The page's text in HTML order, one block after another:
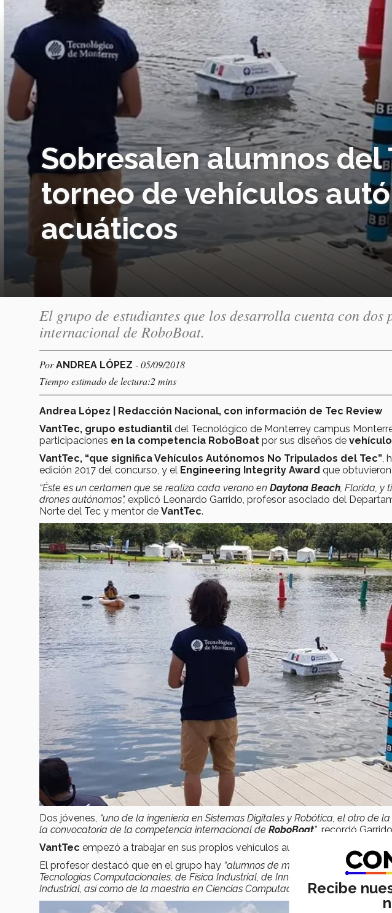
Sobresalen alumnos del
torneo de vehículos
acuáticos
El grupo de estudiantes que los desarrolla cuenta con dos
internacional de RoboBoat.
PorANDREA LÓPEZ - 05/09/2018
Tiempo estimado de lectura:2 mins
Andrea López | Redacción Nacional, con información de Tec Review
VantTec, grupo estudiantil del Tecnológico de Monterrey campus
participaciones en la competencia RoboBoat por sus diseños de
VantTec, “que significa Vehículos Autónomos No Tripulados del Tec” ,
edición 2017 del concurso, y el Engineering Integrity Award que
“Éste es un certamen que se realiza cada verano en Daytona Beach , Florida, y
drones autónomos”, explicó Leonardo Garrido, profesor asociado del
Norte del Tec y mentor de VantTec.
Dos jóvenes, “uno de la ingeniería en Sistemas Digitales y Robótica, el otro de
la convocatoria de la competencia internacional de RoboBoat”, recordó Garrido.
VantTec empezó a trabajar en sus propios vehículos autónomos en 2017.
El profesor destacó que en el grupo hay “alumnos de muchas carreras:
Tecnologías Computacionales, de Física Industrial, de Innovación y Desarrollo,
Industrial, así como de la maestría en Ciencias Computacionales”.Recibe